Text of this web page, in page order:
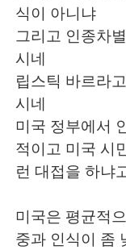
식이 아니냐
그리고 인종차
시네
립스틱 바르라
시네
미국 정부에서
적이고 미국 시
런 대접을 하냐
미국은 평균적
중과 인식이 좀